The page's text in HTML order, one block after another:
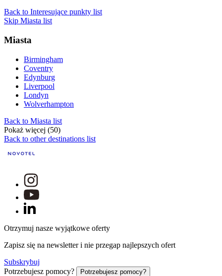
Back to Interesujące punkty list
Skip Miasta list
Miasta
Birmingham
Coventry
Edynburg
Liverpool
Londyn
Wolverhampton
Back to Miasta list
Pokaż więcej (50)
Back to other destinations list
Otrzymuj nasze wyjątkowe oferty
Zapisz się na newsletter i nie przegap najlepszych ofert
Subskrybuj
Potrzebujesz pomocy?
Potrzebujesz pomocy?